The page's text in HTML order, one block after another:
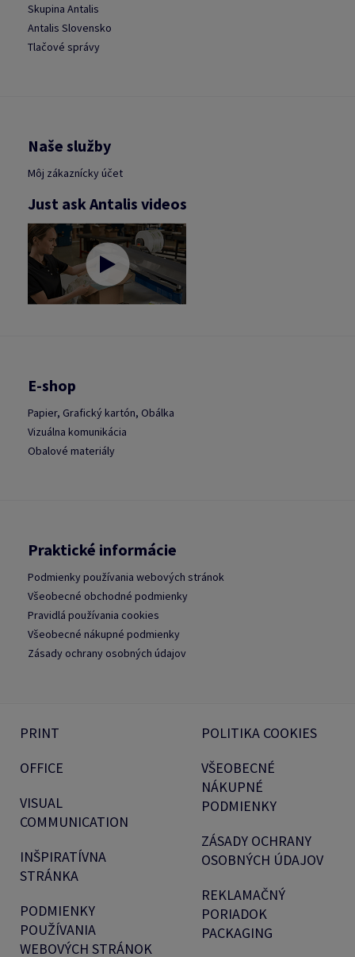
Skupina Antalis
Antalis Slovensko
Tlačové správy
Naše služby
Môj zákaznícky účet
Just ask Antalis videos
E-shop
Papier, Grafický kartón, Obálka
Vizuálna komunikácia
Obalové materiály
Praktické informácie
Podmienky používania webových stránok
Všeobecné obchodné podmienky
Pravidlá používania cookies
Všeobecné nákupné podmienky
Zásady ochrany osobných údajov
PRINT
OFFICE
VISUAL
COMMUNICATION
INŠPIRATÍVNA
STRÁNKA
PODMIENKY
POUŽÍVANIA
WEBOVÝCH STRÁNOK
POLITIKA COOKIES
VŠEOBECNÉ
NÁKUPNÉ
PODMIENKY
ZÁSADY OCHRANY
OSOBNÝCH ÚDAJOV
REKLAMAČNÝ
PORIADOK
PACKAGING